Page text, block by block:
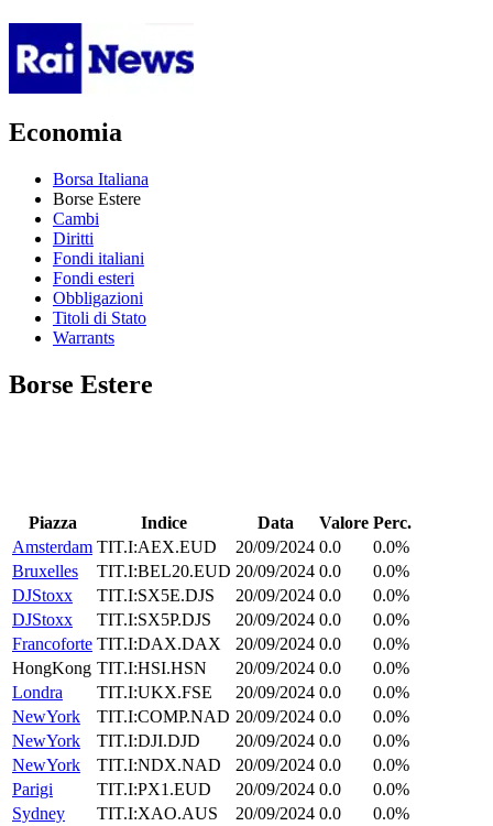
Economia
Borsa Italiana
Borse Estere
Cambi
Diritti
Fondi italiani
Fondi esteri
Obbligazioni
Titoli di Stato
Warrants
Borse Estere
Piazza Indice Data Valore Perc.
Amsterdam TIT.I:AEX.EUD 20/09/2024 0.0
0.0%
Bruxelles
TIT.I:BEL20.EUD 20/09/2024 0.0
0.0%
DJStoxx
TIT.I:SX5E.DJS 20/09/2024 0.0
0.0%
DJStoxx
TIT.I:SX5P.DJS 20/09/2024 0.0
0.0%
Francoforte TIT.I:DAX.DAX 20/09/2024 0.0
0.0%
HongKong TIT.I:HSI.HSN 20/09/2024 0.0
0.0%
Londra
TIT.I:UKX.FSE 20/09/2024 0.0
0.0%
NewYork
TIT.I:COMP.NAD 20/09/2024 0.0
0.0%
NewYork
TIT.I:DJI.DJD 20/09/2024 0.0
0.0%
NewYork
TIT.I:NDX.NAD 20/09/2024 0.0
0.0%
Parigi
TIT.I:PX1.EUD 20/09/2024 0.0
0.0%
Sydney
TIT.I:XAO.AUS 20/09/2024 0.0
0.0%